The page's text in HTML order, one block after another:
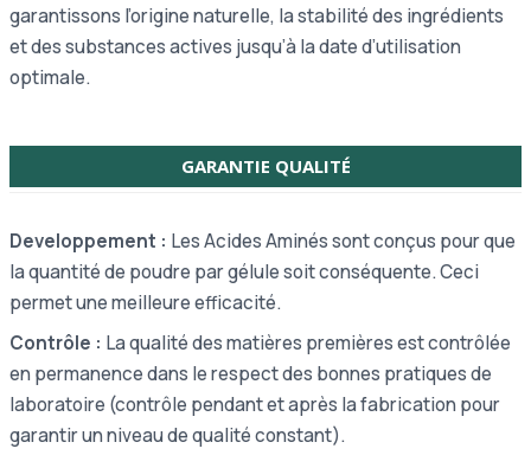
garantissons l’origine naturelle, la stabilité des ingrédients
et des substances actives jusqu’à la date d’utilisation
optimale.
GARANTIE QUALITÉ
Developpement : Les Acides Aminés sont conçus pour que
la quantité de poudre par gélule soit conséquente. Ceci
permet une meilleure efficacité.
Contrôle : La qualité des matières premières est contrôlée
en permanence dans le respect des bonnes pratiques de
laboratoire (contrôle pendant et après la fabrication pour
garantir un niveau de qualité constant).